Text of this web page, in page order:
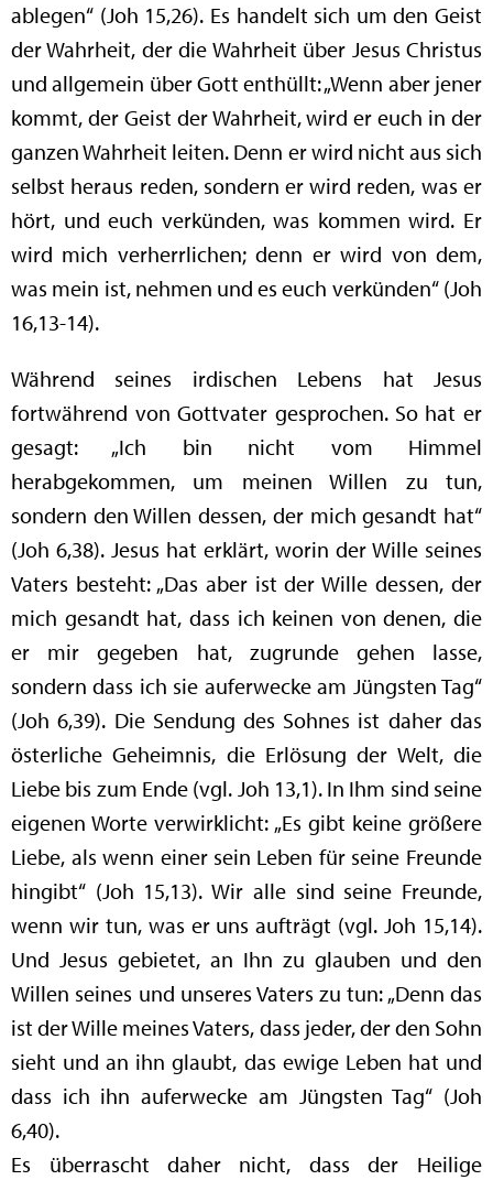
ablegen“ (Joh 15,26). Es handelt sich um den Geist
der Wahrheit, der die Wahrheit über Jesus Christus
und allgemein über Gott enthüllt: „Wenn aber jener
kommt, der Geist der Wahrheit, wird er euch in der
ganzen Wahrheit leiten. Denn er wird nicht aus sich
selbst heraus reden, sondern er wird reden, was er
hört, und euch verkünden, was kommen wird. Er
wird mich verherrlichen; denn er wird von dem,
was mein ist, nehmen und es euch verkünden“ (Joh
16,13-14).
Während seines irdischen Lebens hat Jesus
fortwährend von Gottvater gesprochen. So hat er
gesagt: „Ich bin nicht vom Himmel
herabgekommen, um meinen Willen zu tun,
sondern den Willen dessen, der mich gesandt hat“
(Joh 6,38). Jesus hat erklärt, worin der Wille seines
Vaters besteht: „Das aber ist der Wille dessen, der
mich gesandt hat, dass ich keinen von denen, die
er mir gegeben hat, zugrunde gehen lasse,
sondern dass ich sie auferwecke am Jüngsten Tag“
(Joh 6,39). Die Sendung des Sohnes ist daher das
österliche Geheimnis, die Erlösung der Welt, die
Liebe bis zum Ende (vgl. Joh 13,1). In Ihm sind seine
eigenen Worte verwirklicht: „Es gibt keine größere
Liebe, als wenn einer sein Leben für seine Freunde
hingibt“ (Joh 15,13). Wir alle sind seine Freunde,
wenn wir tun, was er uns aufträgt (vgl. Joh 15,14).
Und Jesus gebietet, an Ihn zu glauben und den
Willen seines und unseres Vaters zu tun: „Denn das
ist der Wille meines Vaters, dass jeder, der den Sohn
sieht und an ihn glaubt, das ewige Leben hat und
dass ich ihn auferwecke am Jüngsten Tag“ (Joh
6,40).
Es überrascht daher nicht, dass der Heilige